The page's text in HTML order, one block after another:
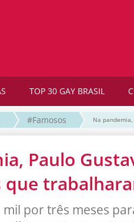
TOP 30 GAY BRASIL
#Famosos Na
Paulo
que
por três meses